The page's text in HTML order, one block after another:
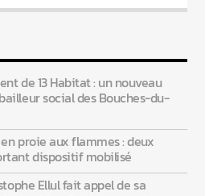
de 13 Habitat : un nouveau
social des Bouches-du-
proie aux flammes : deux
dispositif mobilisé
Ellul fait appel de sa